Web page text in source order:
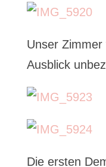
Unser
Ausblick
Die ersten